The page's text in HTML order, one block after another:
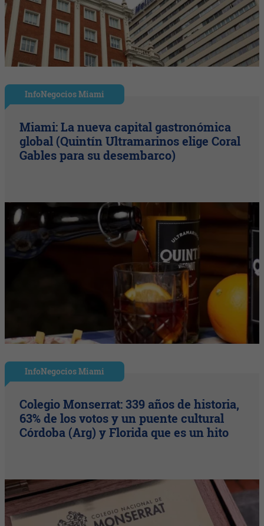
InfoNegocios Miami
Miami: La nueva capital gastronómica
global (Quintín Ultramarinos elige Coral
Gables para su desembarco)
InfoNegocios Miami
Colegio Monserrat: 339 años de historia,
63% de los votos y un puente cultural
Córdoba (Arg) y Florida que es un hito